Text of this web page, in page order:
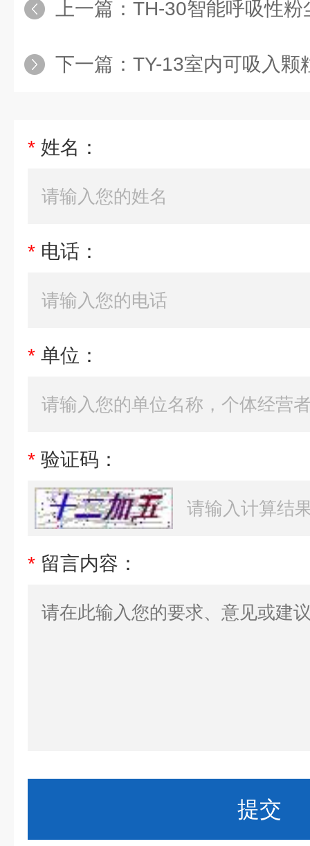
上一篇： TH-30智能呼吸性粉
下一篇： TY-13室内可吸入颗
* 姓名：
* 电话：
* 单位：
* 验证码：
* 留言内容：